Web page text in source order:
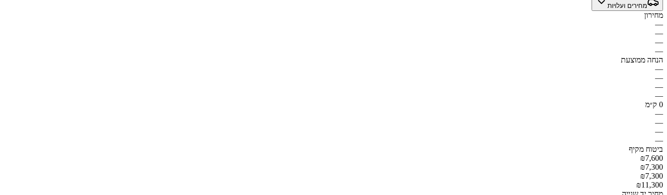
מחירים ועלויות
מחירון
—
—
—
—
הנחה ממוצעת
—
—
—
—
0 ק״מ
—
—
—
—
ביטוח מקיף
₪7,600
₪7,300
₪7,300
₪11,300